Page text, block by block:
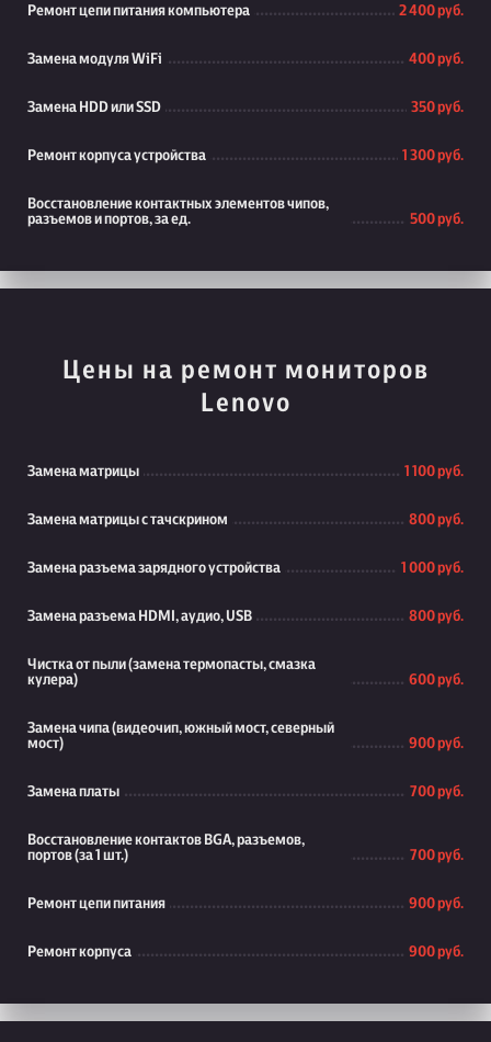
Ремонт цепи питания компьютера 2 400 руб.
Замена модуля WiFi 400 руб.
Замена HDD или SSD 350 руб.
Ремонт корпуса устройства 1 300 руб.
Восстановление контактных элементов чипов,
разъемов и портов, за ед.
500 руб.
Цены на ремонт мониторов
Lenovo
Замена матрицы 1 100 руб.
Замена матрицы с тачскрином 800 руб.
Замена разъема зарядного устройства 1 000 руб.
Замена разъема HDMI, аудио, USB 800 руб.
Чистка от пыли (замена термопасты, смазка
кулера)
600 руб.
Замена чипа (видеочип, южный мост, северный
мост)
900 руб.
Замена платы 700 руб.
Восстановление контактов BGA, разъемов,
портов (за 1 шт.)
700 руб.
Ремонт цепи питания 900 руб.
Ремонт корпуса 900 руб.